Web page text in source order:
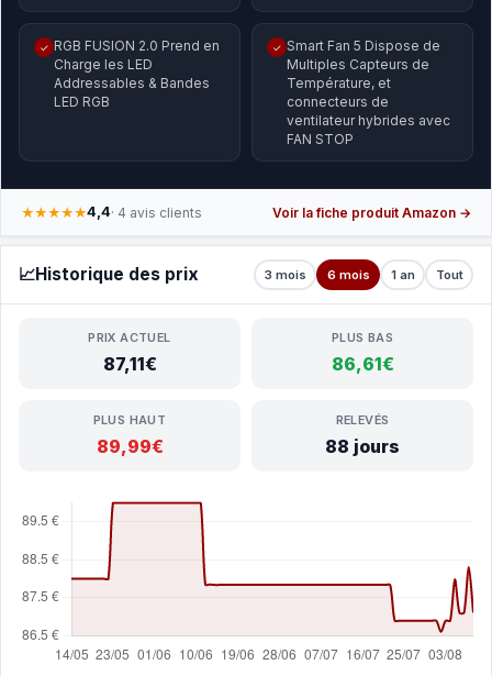
✓ RGB FUSION 2.0 Prend en
Charge les LED
Addressables & Bandes
LED RGB
✓ Smart Fan 5 Dispose de
Multiples Capteurs de
Température, et
connecteurs de
ventilateur hybrides avec
FAN STOP
★★★★★4,4· 4 avis clients Voir la fiche produit Amazon →
📈Historique des prix 3 mois 6 mois 1 an Tout
PRIX ACTUEL
87,11€
PLUS BAS
86,61€
PLUS HAUT
89,99€
RELEVÉS
88 jours